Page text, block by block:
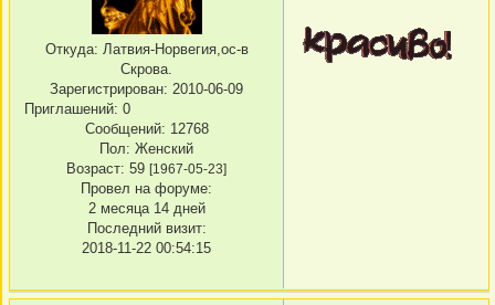
Откуда: Латвия-Норвегия,ос-в
Скрова.
Зарегистрирован: 2010-06-09
Приглашений: 0
Сообщений: 12768
Пол: Женский
Возраст: 59 [1967-05-23]
Провел на форуме:
2 месяца 14 дней
Последний визит:
2018-11-22 00:54:15